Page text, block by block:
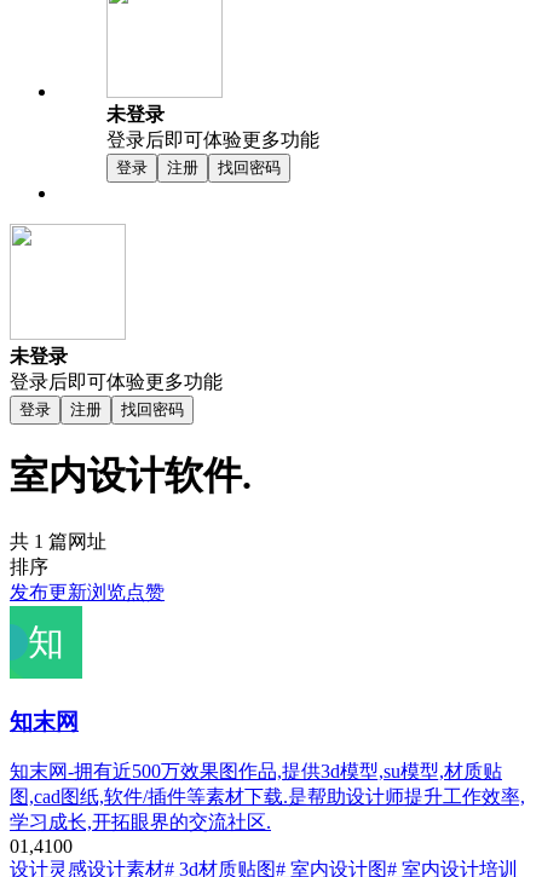
未登录
登录后即可体验更多功能
登录 注册 找回密码
未登录
登录后即可体验更多功能
登录 注册 找回密码
室内设计软件.
共 1 篇网址
排序
发布更新浏览点赞
知末网
知末网-拥有近500万效果图作品,提供3d模型,su模型,材质贴
图,cad图纸,软件/插件等素材下载.是帮助设计师提升工作效率,
学习成长,开拓眼界的交流社区.
01,4100
设计灵感设计素材# 3d材质贴图# 室内设计图# 室内设计培训